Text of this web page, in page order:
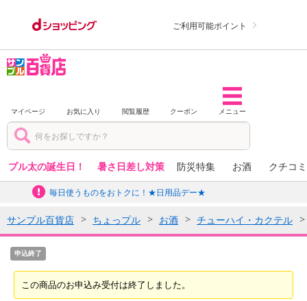
ご利用可能ポイント
マイページ お気に入り 閲覧履歴 クーポン メニュー
プル太の誕生日！ 暑さ日差し対策 防災特集 お酒 クチコ
毎日使うものをおトクに！★日用品デー★
サンプル百貨店 ちょっプル お酒 チューハイ・カクテル
申込終了
この商品のお申込み受付は終了しました。